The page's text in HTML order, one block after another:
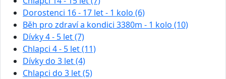
Dorostenci 16 - 17 let - 1 kolo (6)
Běh pro zdraví a kondici 3380m - 1 kolo (10)
Dívky 4 - 5 let (7)
Chlapci 4 - 5 let (11)
Dívky do 3 let (4)
Chlapci do 3 let (5)